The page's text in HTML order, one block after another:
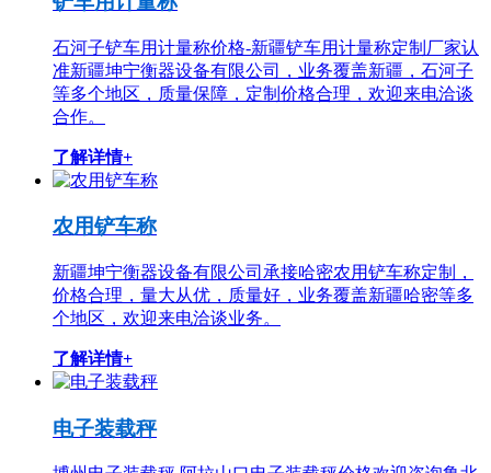
石河子铲车用计量称价格-新疆铲车用计量称定制厂家认
准新疆坤宁衡器设备有限公司，业务覆盖新疆，石河子
等多个地区，质量保障，定制价格合理，欢迎来电洽谈
合作。
了解详情+
农用铲车称
新疆坤宁衡器设备有限公司承接哈密农用铲车称定制，
价格合理，量大从优，质量好，业务覆盖新疆哈密等多
个地区，欢迎来电洽谈业务。
了解详情+
电子装载秤